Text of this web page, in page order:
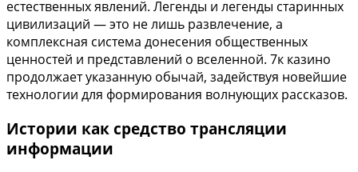
естественных явлений. Легенды и легенды старинных
цивилизаций — это не лишь развлечение, а
комплексная система донесения общественных
ценностей и представлений о вселенной. 7к казино
продолжает указанную обычай, задействуя новейшие
технологии для формирования волнующих рассказов.
Истории как средство трансляции
информации